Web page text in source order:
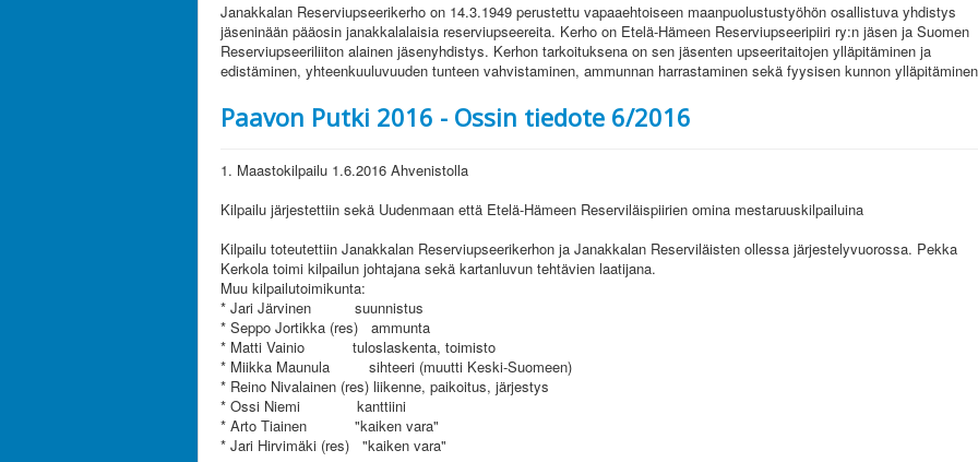
Janakkalan Reserviupseerikerho on 14.3.1949 perustettu vapaaehtoiseen maanpuolustustyöhön osallistuva yhdistys
jäseninään pääosin janakkalalaisia reserviupseereita. Kerho on Etelä-Hämeen Reserviupseeripiiri ry:n jäsen ja Suomen
Reserviupseeriliiton alainen jäsenyhdistys. Kerhon tarkoituksena on sen jäsenten upseeritaitojen ylläpitäminen ja
edistäminen, yhteenkuuluvuuden tunteen vahvistaminen, ammunnan harrastaminen sekä fyysisen kunnon
Paavon Putki 2016 - Ossin tiedote 6/2016
1. Maastokilpailu 1.6.2016 Ahvenistolla
Kilpailu järjestettiin sekä Uudenmaan että Etelä-Hämeen Reserviläispiirien omina mestaruuskilpailuina
Kilpailu toteutettiin Janakkalan Reserviupseerikerhon ja Janakkalan Reserviläisten ollessa järjestelyvuorossa. Pekka
Kerkola toimi kilpailun johtajana sekä kartanluvun tehtävien laatijana.
Muu kilpailutoimikunta:
* Jari Järvinen suunnistus
* Seppo Jortikka (res) ammunta
* Matti Vainio tuloslaskenta, toimisto
* Miikka Maunula sihteeri (muutti Keski-Suomeen)
* Reino Nivalainen (res) liikenne, paikoitus, järjestys
* Ossi Niemi kanttiini
* Arto Tiainen "kaiken vara"
* Jari Hirvimäki (res) "kaiken vara"